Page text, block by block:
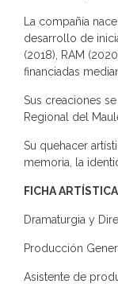
La compañía
desarrollo de
(2018), RAM
financiadas
Sus creaciones
Regional del
Su quehacer
memoria, la
FICHA
Dramaturgia y
Producción
Asistente de